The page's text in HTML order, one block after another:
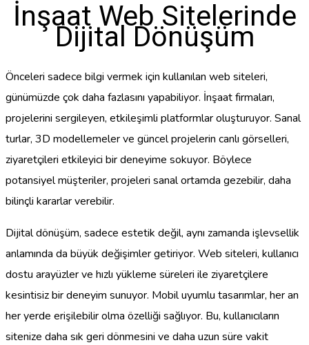
İnşaat Web Sitelerinde
Dijital Dönüşüm
Önceleri sadece bilgi vermek için kullanılan web siteleri,
günümüzde çok daha fazlasını yapabiliyor. İnşaat firmaları,
projelerini sergileyen, etkileşimli platformlar oluşturuyor. Sanal
turlar, 3D modellemeler ve güncel projelerin canlı görselleri,
ziyaretçileri etkileyici bir deneyime sokuyor. Böylece
potansiyel müşteriler, projeleri sanal ortamda gezebilir, daha
bilinçli kararlar verebilir.
Dijital dönüşüm, sadece estetik değil, aynı zamanda işlevsellik
anlamında da büyük değişimler getiriyor. Web siteleri, kullanıcı
dostu arayüzler ve hızlı yükleme süreleri ile ziyaretçilere
kesintisiz bir deneyim sunuyor. Mobil uyumlu tasarımlar, her an
her yerde erişilebilir olma özelliği sağlıyor. Bu, kullanıcıların
sitenize daha sık geri dönmesini ve daha uzun süre vakit